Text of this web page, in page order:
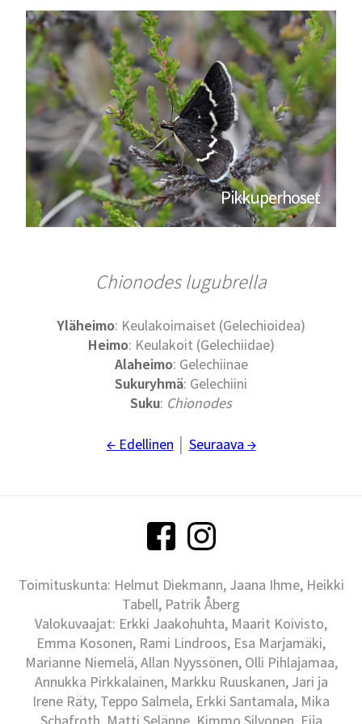
Pikkuperhoset
Chionodes lugubrella
Yläheimo: Keulakoimaiset (Gelechioidea)
Heimo: Keulakoit (Gelechiidae)
Alaheimo: Gelechiinae
Sukuryhmä: Gelechiini
Suku: Chionodes
← Edellinen Seuraava →
Toimituskunta: Helmut Diekmann, Jaana Ihme, Heikki
Tabell, Patrik Åberg
Valokuvaajat: Erkki Jaakohuhta, Maarit Koivisto,
Emma Kosonen, Rami Lindroos, Esa Marjamäki,
Marianne Niemelä, Allan Nyyssönen, Olli Pihlajamaa,
Annukka Pirkkalainen, Markku Ruuskanen, Jari ja
Irene Räty, Teppo Salmela, Erkki Santamala, Mika